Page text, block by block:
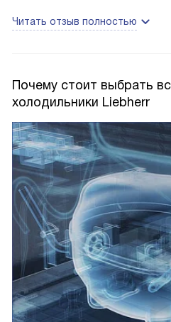
Читать отзыв полностью
Почему стоит выбрать
холодильники Liebherr